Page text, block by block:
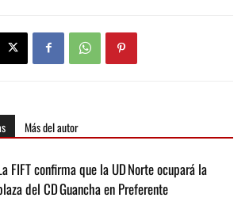
Más del autor
FIFT confirma que la UD Norte ocupará la
del CD Guancha en Preferente